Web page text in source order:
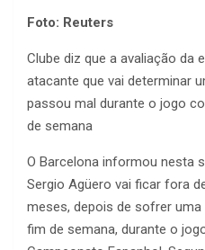
Foto: Reuters
Clube diz que a avaliação da
atacante que vai determinar
passou mal durante o jogo
de semana
O Barcelona informou nesta
Sergio Agüero vai ficar fora
meses, depois de sofrer
fim de semana, durante o